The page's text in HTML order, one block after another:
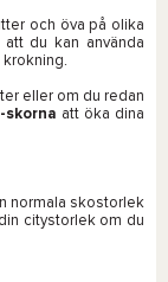
och öva på olika
du kan använda
eller om du redan
skorna att öka dina
normala skostorlek
citystorlek om du